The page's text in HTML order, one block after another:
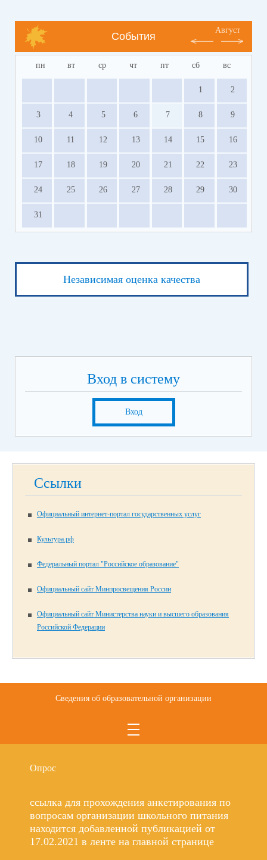
События
Август
пн вт ср чт пт сб вс
1 2
3 4 5 6 7 8 9
10 11 12 13 14 15 16
17 18 19 20 21 22 23
24 25 26 27 28 29 30
31
Независимая оценка качества
Вход в систему
Вход
Ссылки
Официальный интернет-портал государственных услуг
Культура.рф
Федеральный портал "Российское образование"
Официальный сайт Минпросвещения России
Официальный сайт Министерства науки и высшего образования
Российской Федерации
Сведения об образовательной организации
Опрос
ссылка для прохождения анкетирования по
вопросам организации школьного питания
находится добавленной публикацией от
17.02.2021 в ленте на главной странице